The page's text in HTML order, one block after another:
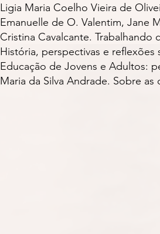
Ligia Maria Coelho Vieira de
Emanuelle de O. Valentim, Jane
Cristina Cavalcante.
História, perspectivas e
Educação de Jovens e Adultos:
Maria da Silva Andrade. Sobre